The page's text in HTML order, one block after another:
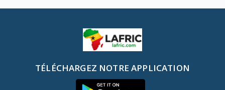
TÉLÉCHARGEZ NOTRE APPLICATION